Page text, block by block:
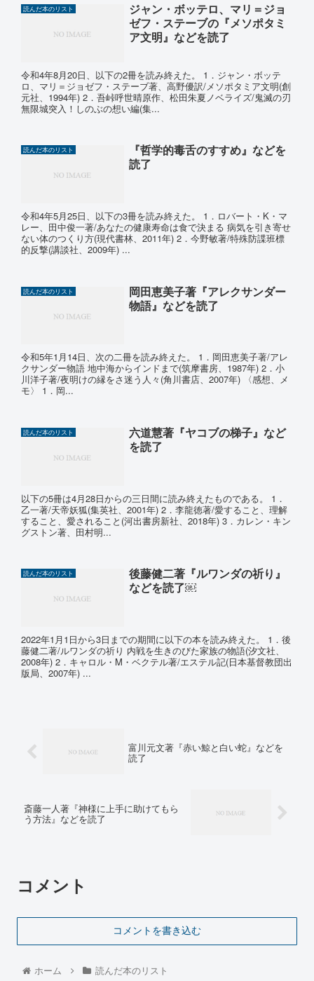
読んだ本のリスト
ジャン・ボッテロ、マリ＝ジョ
ゼフ・ステーブの『メソポタミ
ア文明』などを読了
令和4年8月20日、以下の2冊を読み終えた。 1．ジャン・ボッテ
ロ、マリ＝ジョゼフ・ステーブ著、高野優訳/メソポタミア文明(創
元社、1994年) 2．吾峠呼世晴原作、松田朱夏ノベライズ/鬼滅の刃
無限城突入！しのぶの想い編(集...
読んだ本のリスト
『哲学的毒舌のすすめ』などを
読了
令和4年5月25日、以下の3冊を読み終えた。 1．ロバート・K・マ
レー、田中俊一著/あなたの健康寿命は食で決まる 病気を引き寄せ
ない体のつくり方(現代書林、2011年) 2．今野敏著/特殊防諜班標
的反撃(講談社、2009年) ...
読んだ本のリスト
岡田恵美子著『アレクサンダー
物語』などを読了
令和5年1月14日、次の二冊を読み終えた。 1．岡田恵美子著/アレ
クサンダー物語 地中海からインドまで(筑摩書房、1987年) 2．小
川洋子著/夜明けの縁をさ迷う人々(角川書店、2007年) 〈感想、メ
モ〉 1．岡...
読んだ本のリスト
六道慧著『ヤコブの梯子』など
を読了
以下の5冊は4月28日からの三日間に読み終えたものである。 1．
乙一著/天帝妖狐(集英社、2001年) 2．李龍徳著/愛すること、理解
すること、愛されること(河出書房新社、2018年) 3．カレン・キン
グストン著、田村明...
読んだ本のリスト
後藤健二著『ルワンダの祈り』
などを読了￼
2022年1月1日から3日までの期間に以下の本を読み終えた。 1．後
藤健二著/ルワンダの祈り 内戦を生きのびた家族の物語(汐文社、
2008年) 2．キャロル・M・ベクテル著/エステル記(日本基督教団出
版局、2007年) ...
富川元文著『赤い鯨と白い蛇』などを
読了
斎藤一人著『神様に上手に助けてもら
う方法』などを読了
コメント
コメントを書き込む
ホーム 読んだ本のリスト